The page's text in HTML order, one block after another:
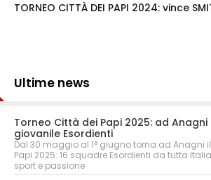
TORNEO CITTÀ DEI PAPI 2024: vince
Ultime news
Torneo Città dei Papi 2025: ad
giovanile Esordienti
Dal 30 maggio al 1° giugno torna ad Anagni
Papi 2025: 16 squadre Esordienti da tutta
sport e passione